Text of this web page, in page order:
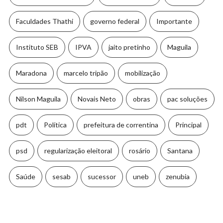
Faculdades Thathi governo federal Importante
Instituto SEB IPVA jaito pretinho Maguila
Maradona marcelo tripão mobilização
Nilson Maguila Novais Neto obras pac soluções
pdt Política prefeitura de correntina Principal
psd regularização eleitoral rosário Santana
Saúde sesab sucessor uneb zenubia